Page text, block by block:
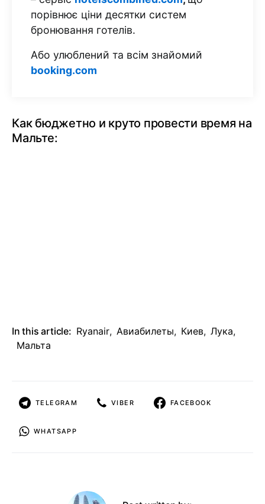
порівнює ціни десятки систем
бронювання готелів.
Або улюблений та всім знайомий
booking.com
Как бюджетно и круто провести время на
Мальте:
In this article: Ryanair, Авиабилеты, Киев, Лука,
Мальта
TELEGRAM VIBER FACEBOOK
WHATSAPP